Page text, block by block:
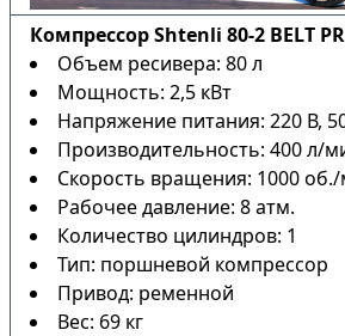
Компрессор Shtenli 80-2 BELT
Объем ресивера: 80 л
Мощность: 2,5 кВт
Напряжение питания: 220 В,
Производительность: 400 л/
Скорость вращения: 1000
Рабочее давление: 8 атм.
Количество цилиндров: 1
Тип: поршневой компрессор
Привод: ременной
Вес: 69 кг